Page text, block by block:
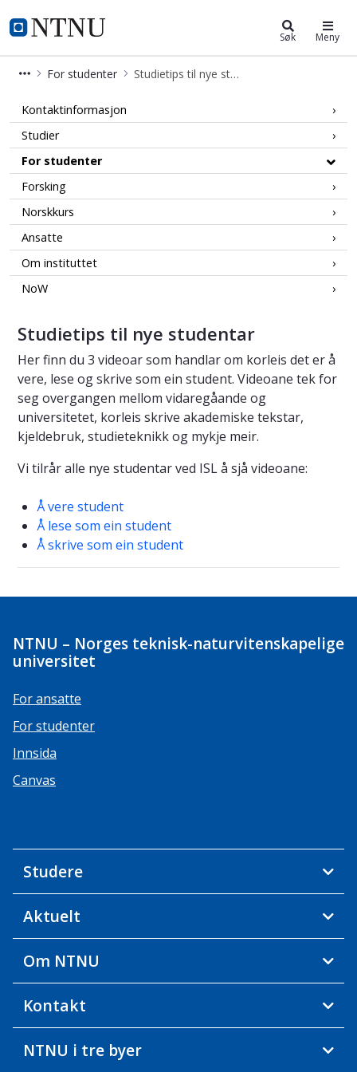
NTNU Hjemmeside
Institutt for språk og litteratur
Søk Meny
For studenter Studietips til nye studentar
Studietips til nye studentar
Kontaktinformasjon
Studier
For studenter
Forsking
Norskkurs
Ansatte
Om instituttet
NoW
Studietips til nye studentar
Her finn du 3 videoar som handlar om korleis det er å
vere, lese og skrive som ein student. Videoane tek for
seg overgangen mellom vidaregåande og
universitetet, korleis skrive akademiske tekstar,
kjeldebruk, studieteknikk og mykje meir.
Vi tilrår alle nye studentar ved ISL å sjå videoane:
Å vere student
Å lese som ein student
Å skrive som ein student
NTNU – Norges teknisk-naturvitenskapelige
universitet
For ansatte
For studenter
Innsida
Canvas
Studere
Aktuelt
Om NTNU
Kontakt
NTNU i tre byer